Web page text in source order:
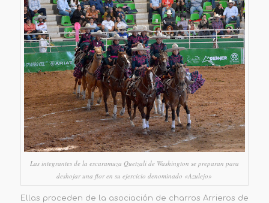
Las integrantes de la escaramuza Quetzali de Washington se preparan para
deshojar una flor en su ejercicio denominado «Azulejo»
Ellas proceden de la asociación de charros Arrieros de